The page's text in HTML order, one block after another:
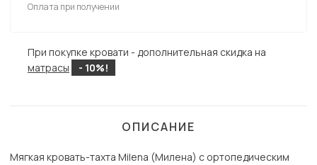
Оплата при получении
При покупке кровати - дополнительная скидка на
матрасы
- 10%!
ОПИСАНИЕ
Мягкая кровать-тахта Milena (Милена) с ортопедическим